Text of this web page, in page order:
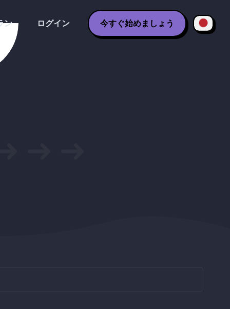
ン ログイン 今すぐ始めましょう